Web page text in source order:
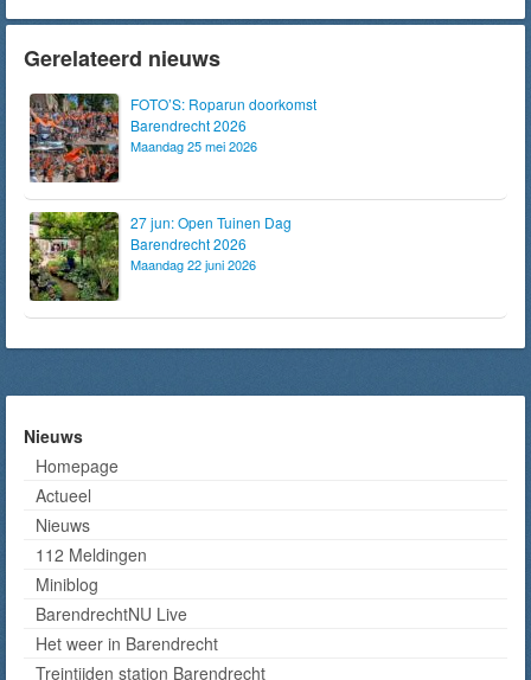
Gerelateerd nieuws
FOTO’S: Roparun doorkomst
Barendrecht 2026
Maandag 25 mei 2026
27 jun: Open Tuinen Dag
Barendrecht 2026
Maandag 22 juni 2026
Nieuws
Homepage
Actueel
Nieuws
112 Meldingen
Miniblog
BarendrechtNU Live
Het weer in Barendrecht
Treintijden station Barendrecht